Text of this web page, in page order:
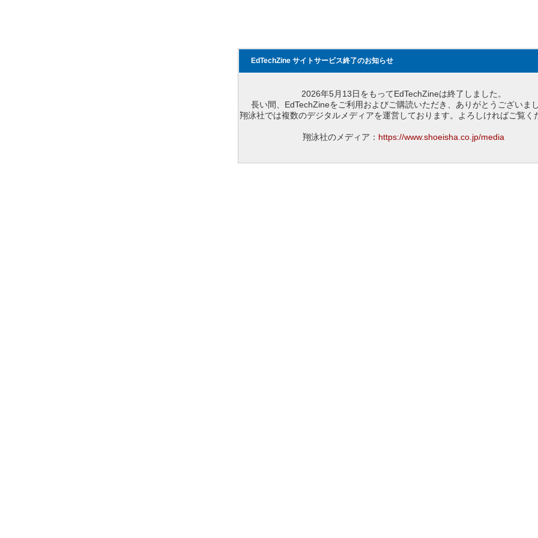
EdTechZine サイトサービス終了のお知らせ
2026年5月13日をもってEdTechZineは終了しました。
長い間、EdTechZineをご利用およびご購読いただき、ありがとうございまし
翔泳社では複数のデジタルメディアを運営しております。よろしければご覧く
翔泳社のメディア： https://www.shoeisha.co.jp/media